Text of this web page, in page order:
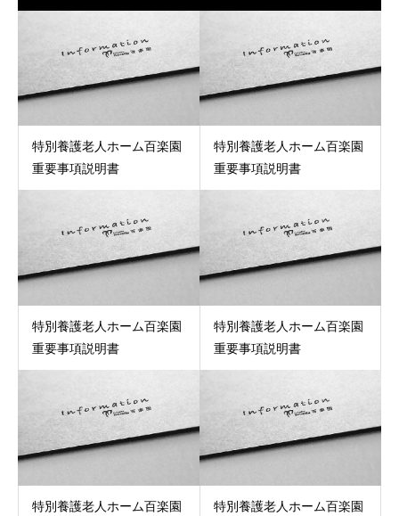
特別養護老人ホーム百楽園
重要事項説明書
特別養護老人ホーム百楽園
重要事項説明書
特別養護老人ホーム百楽園
重要事項説明書
特別養護老人ホーム百楽園
重要事項説明書
特別養護老人ホーム百楽園
特別養護老人ホーム百楽園